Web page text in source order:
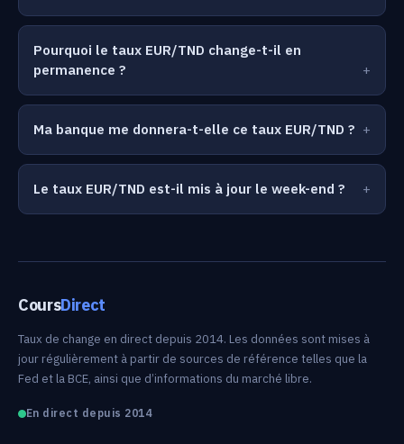
Pourquoi le taux EUR/TND change-t-il en
permanence ?
Ma banque me donnera-t-elle ce taux EUR/TND ?
Le taux EUR/TND est-il mis à jour le week-end ?
CoursDirect
Taux de change en direct depuis 2014. Les données sont mises à
jour régulièrement à partir de sources de référence telles que la
Fed et la BCE, ainsi que d’informations du marché libre.
En direct depuis 2014